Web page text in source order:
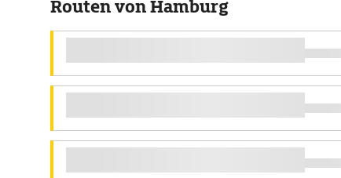
Routen von Hamburg